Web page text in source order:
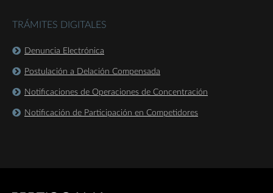
TRÁMITES DIGITALES
Denuncia Electrónica
Postulación a Delación Compensada
Notificaciones de Operaciones de Concentración
Notificación de Participación en Competidores